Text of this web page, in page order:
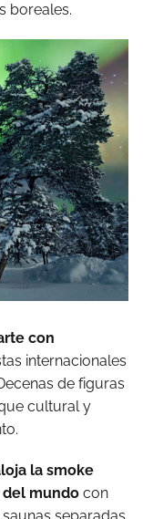
boreales.
con
internacionales
de figuras
cultural y
la smoke
del mundo con